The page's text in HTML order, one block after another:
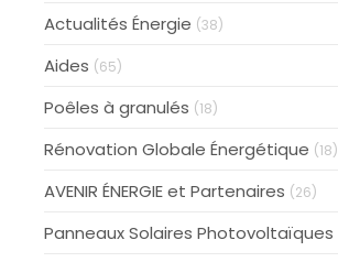
Actualités Énergie (38)
Aides (65)
Poêles à granulés (18)
Rénovation Globale Énergétique (18)
AVENIR ÉNERGIE et Partenaires (26)
Panneaux Solaires Photovoltaïques